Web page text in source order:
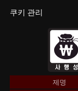
쿠키 관리
제명